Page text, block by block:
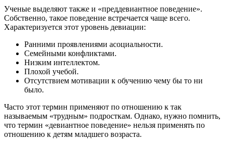
Ученые выделяют также и «преддевиантное поведение».
Собственно, такое поведение встречается чаще всего.
Характеризуется этот уровень девиации:
Ранними проявлениями асоциальности.
Семейными конфликтами.
Низким интеллектом.
Плохой учебой.
Отсутствием мотивации к обучению чему бы то ни
было.
Часто этот термин применяют по отношению к так
называемым «трудным» подросткам. Однако, нужно помнить,
что термин «девиантное поведение» нельзя применять по
отношению к детям младшего возраста.